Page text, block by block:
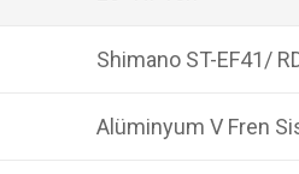
Shimano ST-EF41/
Alüminyum V Fren